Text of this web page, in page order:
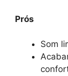
Prós
Som